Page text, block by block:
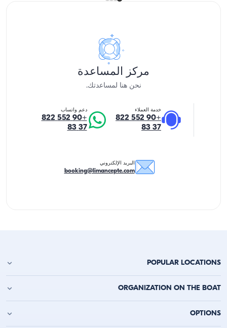
مركز المساعدة
نحن هنا لمساعدتك.
خدمة العملاء
+90 552 822
37 83
دعم واتساب
+90 552 822
37 83
البريد الإلكتروني
booking@limancepte.com
POPULAR LOCATIONS
استئجار يخت في أنطاليا
استئجار يخت في قاش
استئجار يخت في قالقان
ORGANIZATION ON THE BOAT
حفلة عيد الميلاد على اليخت
OPTIONS